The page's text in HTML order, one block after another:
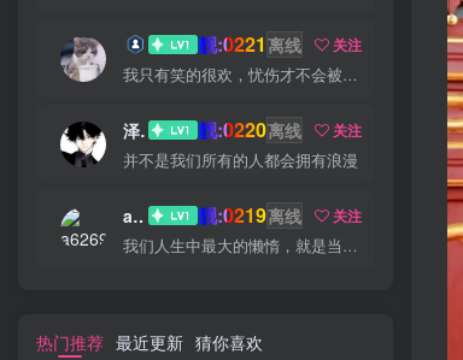
猫小白 靓:0221 离线
关注
我只有笑的很欢，忧伤才不会被看穿
泽宇 靓:0220离线
关注
并不是我们所有的人都会拥有浪漫
a626911 靓:0219离线
关注
我们人生中最大的懒惰，就是当我们明知自己拥有作出选择的能力，却不去主动改变而是放任它的生活态度
热门推荐 最近更新 猜你喜欢